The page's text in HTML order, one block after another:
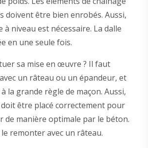
doivent être bien enrobés. Aussi,
à niveau est nécessaire. La dalle
en une seule fois.
sa mise en œuvre ? Il faut
un râteau ou un épandeur, et
la grande règle de maçon. Aussi,
être placé correctement pour
de manière optimale par le béton.
le remonter avec un râteau.